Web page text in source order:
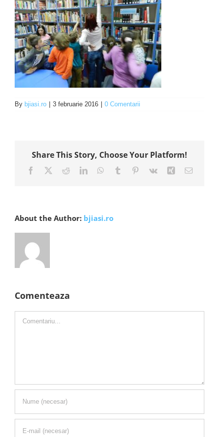
By bjiasi.ro 3 februarie 2016 0 Comentarii
Share This Story, Choose Your Platform!
Facebook RedditLinkedInWhatsApp
Tumblr Pinterest
Vk Xing E-
About the Author: bjiasi.ro
Comenteaza